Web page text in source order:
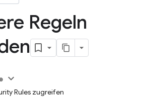
Regeln
Rules zugreifen